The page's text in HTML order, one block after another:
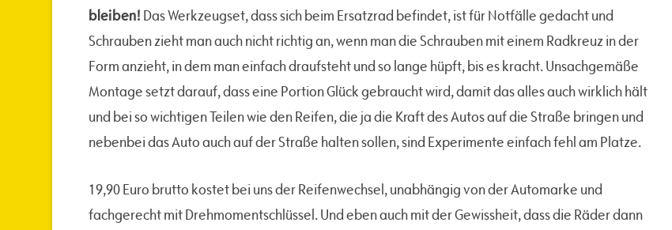
bleiben! Das Werkzeugset, dass sich beim Ersatzrad befindet, ist für Notfälle gedacht und
Schrauben zieht man auch nicht richtig an, wenn man die Schrauben mit einem Radkreuz in der
Form anzieht, in dem man einfach draufsteht und so lange hüpft, bis es kracht. Unsachgemäße
Montage setzt darauf, dass eine Portion Glück gebraucht wird, damit das alles auch wirklich hält
und bei so wichtigen Teilen wie den Reifen, die ja die Kraft des Autos auf die Straße bringen und
nebenbei das Auto auch auf der Straße halten sollen, sind Experimente einfach fehl am Platze.
19,90 Euro brutto kostet bei uns der Reifenwechsel, unabhängig von der Automarke und
fachgerecht mit Drehmomentschlüssel. Und eben auch mit der Gewissheit, dass die Räder dann